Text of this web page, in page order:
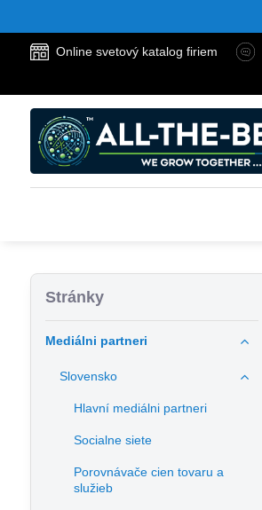
Online svetový katalog firiem
Stránky
Mediálni partneri
Slovensko
Hlavní mediálni partneri
Socialne siete
Porovnávače cien tovaru a
služieb